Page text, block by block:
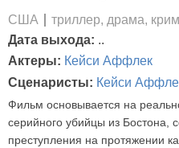
США триллер, драма,
Дата выхода: ..
Актеры: Кейси Аффлек
Сценаристы: Кейси
Фильм основывается на
серийного убийцы из Бостона,
преступления на протяжении